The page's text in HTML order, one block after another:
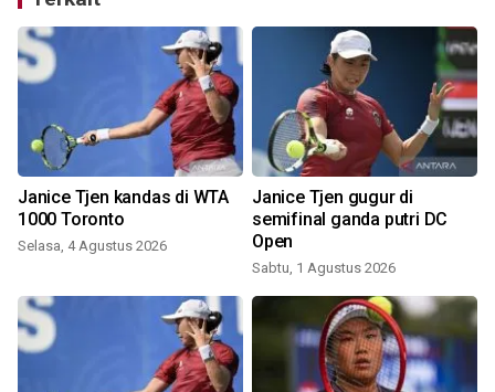
Janice Tjen kandas di WTA
1000 Toronto
Selasa, 4 Agustus 2026
Janice Tjen gugur di
semifinal ganda putri DC
Open
Sabtu, 1 Agustus 2026